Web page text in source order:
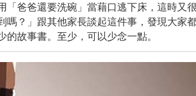
「爸爸還要洗碗」當藉口逃下床，這時又
嗎？」跟其他家長談起這件事，發現大家
的故事書。至少，可以少念一點。